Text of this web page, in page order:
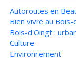
Autoroutes en
Bien vivre au
Bois-d'Oingt :
Culture
Environnement